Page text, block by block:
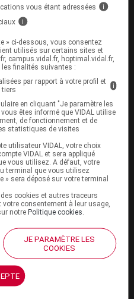
?
et
vous étant adressées i
i
» ci-dessous, vous consentez
utilisés sur certains sites et
campus.vidal.fr, hoptimal.vidal.fr,
les finalités suivantes :
par rapport à votre profil et
tiers
i
en cliquant "Je paramètre les
êtes informé que VIDAL utilise
de fonctionnement et de
statistiques de visites
utilisateur VIDAL, votre choix
VIDAL et sera appliqué
vous utilisez. A défaut, votre
terminal que vous utilisez
» sera déposé sur votre terminal
cookies et autres traceurs
consentement à leur usage,
notrePolitique cookies
JE PARAMÈTRE LES
COOKIES